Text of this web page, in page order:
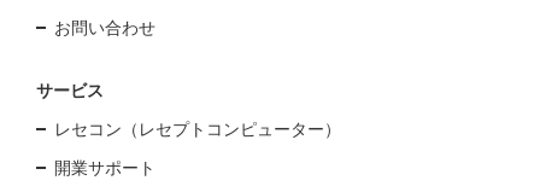
お問い合わせ
サービス
レセコン（レセプトコンピューター）
開業サポート